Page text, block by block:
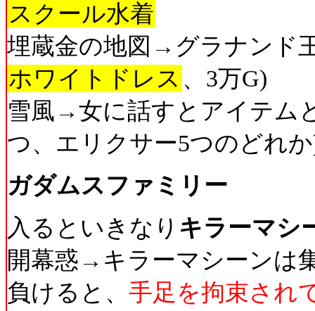
スクール水着
埋蔵金の地図→グラナンド
ホワイトドレス 、3万G)
雪風→女に話すとアイテム
つ、エリクサー5つのどれ
ガダムスファミリー
入るといきなり キラーマシ
開幕惑→キラーマシーンは
負けると、 手足を拘束され